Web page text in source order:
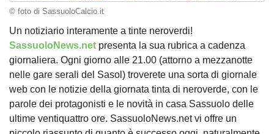
© foto di SassuoloCalcio.it
Un notiziario interamente a tinte neroverdi!
SassuoloNews.net presenta la sua rubrica a cadenza
giornaliera. Ogni giorno alle 21.00 (attorno a mezzanotte
nelle gare serali del Sasol) troverete una sorta di giornale
web con le notizie della giornata tinta di neroverde, con le
parole dei protagonisti e le novità in casa Sassuolo delle
ultime ventiquattro ore. SassuoloNews.net vi offre un